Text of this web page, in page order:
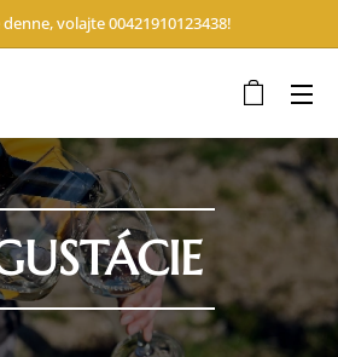
volajte 00421910123438!